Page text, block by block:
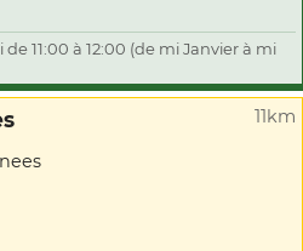
de 11:00 à 12:00 (de mi Janvier à mi
11km